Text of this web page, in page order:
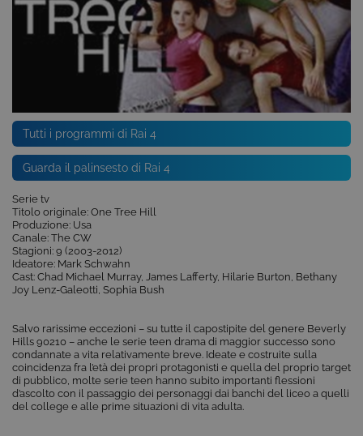
Tutti i programmi di Rai 4
Guarda il palinsesto di Rai 4
Serie tv
Titolo originale: One Tree Hill
Produzione: Usa
Canale: The CW
Stagioni: 9 (2003-2012)
Ideatore: Mark Schwahn
Cast: Chad Michael Murray, James Lafferty, Hilarie Burton, Bethany
Joy Lenz-Galeotti, Sophia Bush
Salvo rarissime eccezioni – su tutte il capostipite del genere Beverly
Hills 90210 – anche le serie teen drama di maggior successo sono
condannate a vita relativamente breve. Ideate e costruite sulla
coincidenza fra l’età dei propri protagonisti e quella del proprio target
di pubblico, molte serie teen hanno subito importanti flessioni
d’ascolto con il passaggio dei personaggi dai banchi del liceo a quelli
del college e alle prime situazioni di vita adulta.